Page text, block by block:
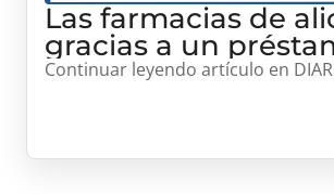
Las farmacias de
gracias a un
Continuar leyendo artículo en